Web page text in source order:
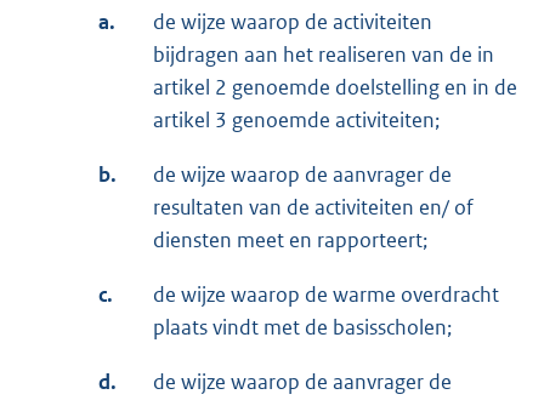
a.
de wijze waarop de activiteiten
bijdragen aan het realiseren van de in
artikel 2 genoemde doelstelling en in de
artikel 3 genoemde activiteiten;
b.
de wijze waarop de aanvrager de
resultaten van de activiteiten en/ of
diensten meet en rapporteert;
c.
de wijze waarop de warme overdracht
plaats vindt met de basisscholen;
d.
de wijze waarop de aanvrager de